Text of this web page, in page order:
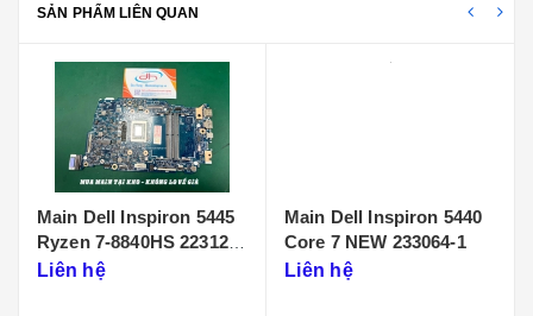
SẢN PHẨM LIÊN QUAN
Main Dell Inspiron 5445
Ryzen 7-8840HS 223125-
1Liên hệ
Main Dell Inspiron 5440
Core 7 NEW 233064-1
Liên hệ